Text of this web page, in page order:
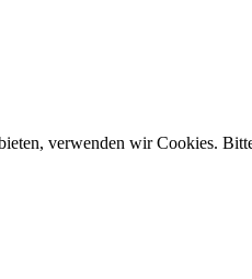
verwenden wir Cookies.